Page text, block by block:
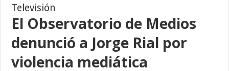
Televisión
El Observatorio de Medios
denunció a Jorge Rial por
violencia mediática